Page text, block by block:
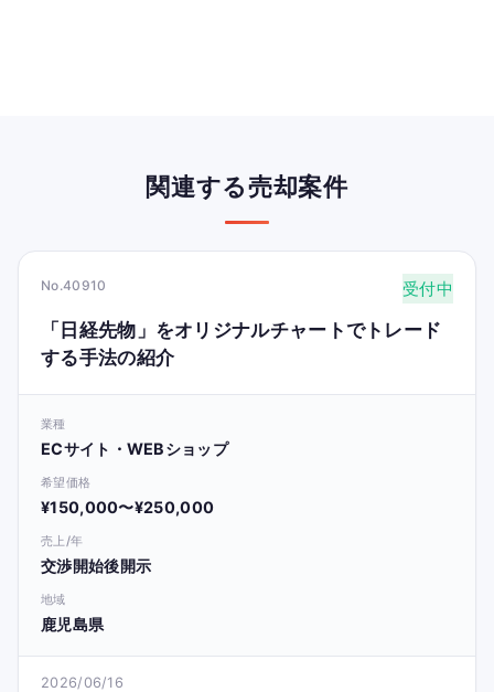
関連する売却案件
No.40910 受付中
「日経先物」をオリジナルチャートでトレード
する手法の紹介
業種
ECサイト・WEBショップ
希望価格
¥150,000〜¥250,000
売上/年
交渉開始後開示
地域
鹿児島県
2026/06/16